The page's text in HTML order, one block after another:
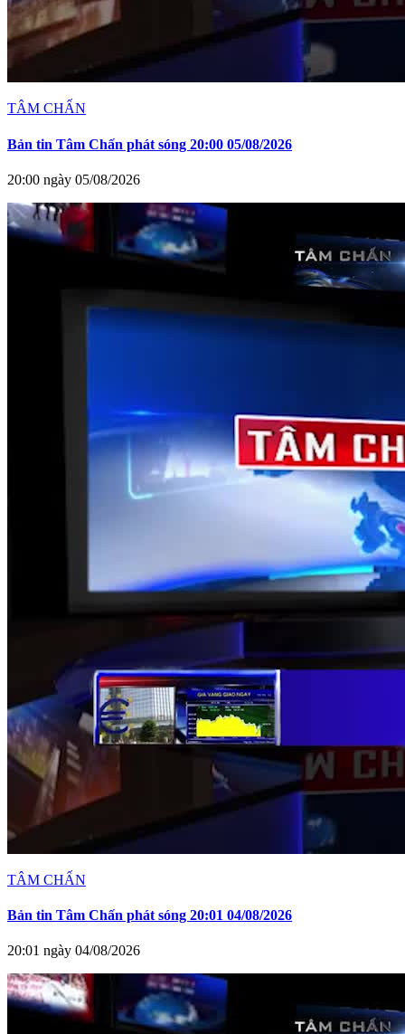
TÂM CHẤN
Bản tin Tâm Chấn phát sóng 20:00 05/08/2026
20:00 ngày 05/08/2026
TÂM CHẤN
Bản tin Tâm Chấn phát sóng 20:01 04/08/2026
20:01 ngày 04/08/2026